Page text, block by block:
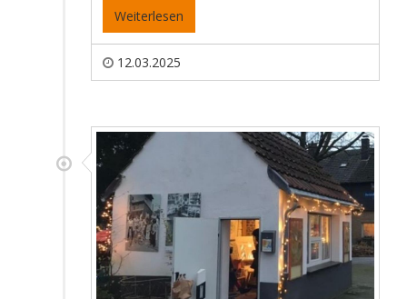
Weiterlesen
12.03.2025